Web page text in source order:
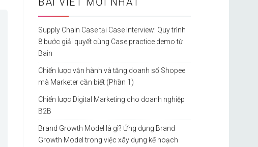
Supply Chain Case tại Case Interview: Quy trình
8 bước giải quyết cùng Case practice demo từ
Bain
Chiến lược vận hành và tăng doanh số Shopee
mà Marketer cần biết (Phần 1)
Chiến lược Digital Marketing cho doanh nghiệp
B2B
Brand Growth Model là gì? Ứng dụng Brand
Growth Model trong việc xây dựng kế hoạch